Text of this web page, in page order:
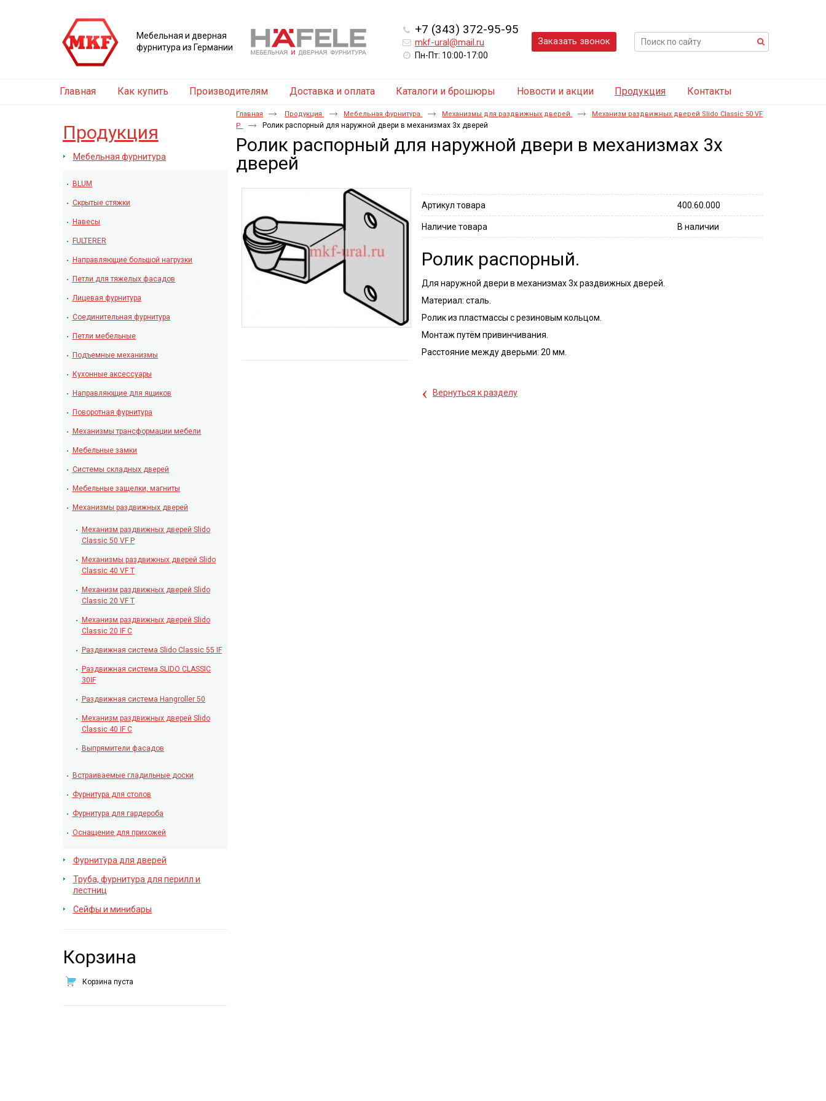
+7 (343) 372-95-95
mkf-ural@mail.ru
Пн-Пт: 10:00-17:00
Заказать звонок
Мебельная и дверная
фурнитура из Германии
Главная Как купить Производителям Доставка и оплата Каталоги и брошюры Новости и акции Продукция Контакты
Продукция
Мебельная фурнитура
BLUM
Скрытые стяжки
Навесы
FULTERER
Направляющие большой нагрузки
Петли для тяжелых фасадов
Лицевая фурнитура
Соединительная фурнитура
Петли мебельные
Подъемные механизмы
Кухонные аксессуары
Направляющие для ящиков
Поворотная фурнитура
Механизмы трансформации мебели
Мебельные замки
Системы складных дверей
Мебельные защелки, магниты
Механизмы раздвижных дверей
Механизм раздвижных дверей Slido
Classic 50 VF Р
Механизмы раздвижных дверей Slido
Classic 40 VF T
Механизм раздвижных дверей Slido
Classic 20 VF T
Механизм раздвижных дверей Slido
Classic 20 IF С
Раздвижная система Slido Classic 55 IF
Раздвижная система SLIDO CLASSIC
30IF
Раздвижная система Hangroller 50
Механизм раздвижных дверей Slido
Classic 40 IF С
Выпрямители фасадов
Встраиваемые гладильные доски
Фурнитура для столов
Фурнитура для гардероба
Оснащение для прихожей
Фурнитура для дверей
Труба, фурнитура для перилл и
лестниц
Сейфы и минибары
Корзина
Корзина пуста
Главная Продукция Мебельная фурнитура Механизмы для раздвижных дверей
Механизм раздвижных дверей Slido Classic 50 VF
Р
Ролик распорный для наружной двери в механизмах 3х дверей
Ролик распорный для наружной двери в механизмах 3х
дверей
Артикул товара 400.60.000
Наличие товара В наличии
Ролик распорный.
Для наружной двери в механизмах 3х раздвижных дверей.
Материал: сталь.
Ролик из пластмассы с резиновым кольцом.
Монтаж путём привинчивания.
Расстояние между дверьми: 20 мм.
‹ Вернуться к разделу